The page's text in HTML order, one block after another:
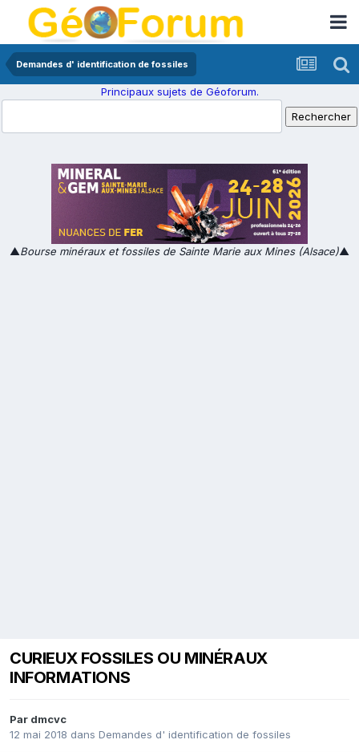
Demandes d' identification de fossiles
Principaux sujets de Géoforum.
▲Bourse minéraux et fossiles de Sainte Marie aux Mines (Alsace)▲
CURIEUX FOSSILES OU MINÉRAUX
INFORMATIONS
Par dmcvc
12 mai 2018 dans Demandes d' identification de fossiles